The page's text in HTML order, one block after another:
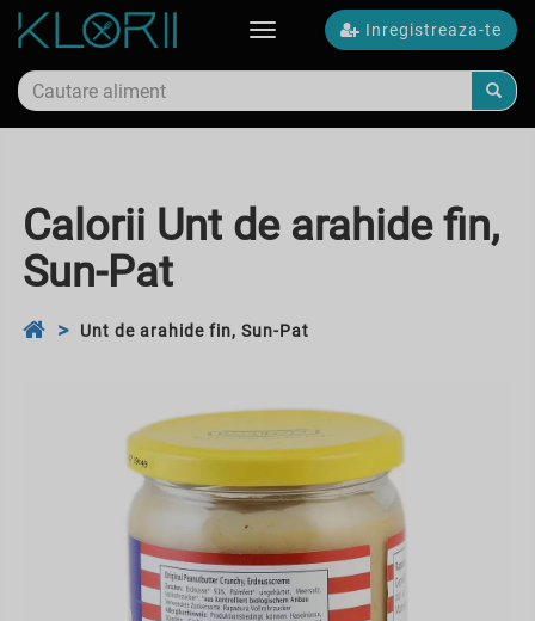
Inregistreaza-te
Toggle
Calorii Unt de arahide fin,
Sun-Pat
Unt de arahide fin, Sun-Pat